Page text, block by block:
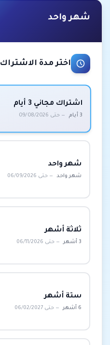
شهر واحد
اختر مدة الاشتراك
اشتراك مجاني 3 أيام
3 أيام — حتى 09/08/2026
شهر واحد
شهر واحد — حتى 06/09/2026
ثلاثة أشهر
3 أشهر — حتى 06/11/2026
ستة أشهر
6 أشهر — حتى 06/02/2027